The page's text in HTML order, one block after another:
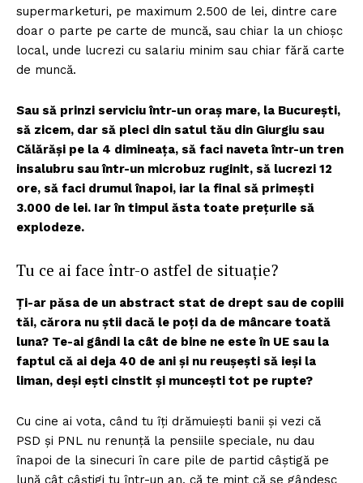
supermarketuri, pe maximum 2.500 de lei, dintre care
doar o parte pe carte de muncă, sau chiar la un chioșc
local, unde lucrezi cu salariu minim sau chiar fără carte
de muncă.
Sau să prinzi serviciu într-un oraș mare, la București,
să zicem, dar să pleci din satul tău din Giurgiu sau
Călărăși pe la 4 dimineața, să faci naveta într-un tren
insalubru sau într-un microbuz ruginit, să lucrezi 12
ore, să faci drumul înapoi, iar la final să primești
3.000 de lei. Iar în timpul ăsta toate prețurile să
explodeze.
Tu ce ai face într-o astfel de situație?
Ți-ar păsa de un abstract stat de drept sau de copiii
tăi, cărora nu știi dacă le poți da de mâncare toată
luna? Te-ai gândi la cât de bine ne este în UE sau la
faptul că ai deja 40 de ani și nu reușești să ieși la
liman, deși ești cinstit și muncești tot pe rupte?
Cu cine ai vota, când tu îți drămuiești banii și vezi că
PSD și PNL nu renunță la pensiile speciale, nu dau
înapoi de la sinecuri în care pile de partid câștigă pe
lună cât câștigi tu într-un an, că te mint că se gândesc